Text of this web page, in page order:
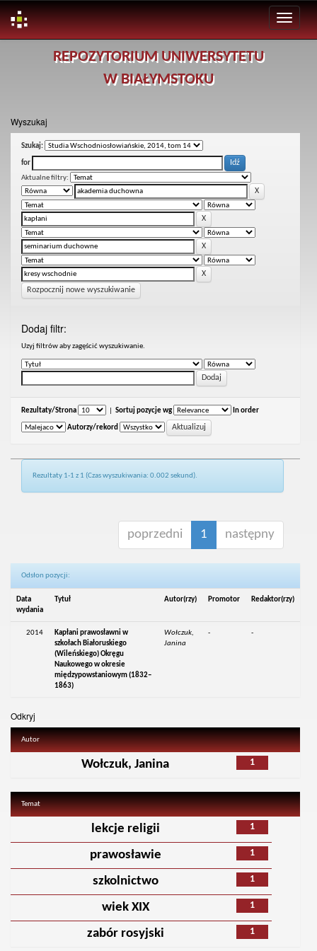
REPOZYTORIUM UNIWERSYTETU
W BIAŁYMSTOKU
Wyszukaj
Szukaj:
for
Aktualne filtry:
Rozpocznij nowe wyszukiwanie
Dodaj filtr:
Uzyj filtrów aby zagęścić wyszukiwanie.
Rezultaty/Strona Sortuj pozycje wg In order
Autorzy/rekord
Rezultaty 1-1 z 1 (Czas wyszukiwania: 0.002 sekund).
poprzedni 1 następny
Odsłon pozycji:
Data
wydania
Tytuł Autor(rzy) Promotor Redaktor(rzy)
2014
Kapłani prawosławni w
szkołach Białoruskiego
(Wileńskiego) Okręgu
Naukowego w okresie
międzypowstaniowym (1832–
1863)
Wołczuk,
Janina
- -
Odkryj
Autor
1
Wołczuk, Janina
Temat
1
lekcje religii
1
prawosławie
1
szkolnictwo
1
wiek XIX
1
zabór rosyjski